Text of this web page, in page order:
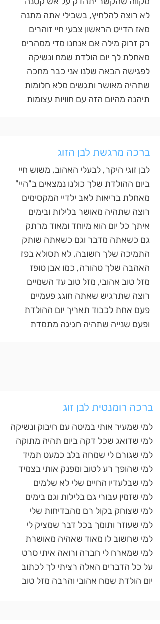
לא רוצה להלחיץ, בשבילי אתה מתנה
מאז הדייט הראשון צבעי חיי זוהרים
רק זרוק מילה אם אנחנו מדי ממהרים
מאחלת לך יום הולדת שמח ונשיקה
לפגישה הבאה שלנו אני כבר מחכה
שתהיה מאושר ותגשים מלא חלומות
תיהנה מהיום הזה עם חוויות עצומות
ברכה מרגשת לבן הזוג
לבן זוגי היקר, לבעלי האהוב, משוש חיי
ביום ההולדת שלך כולנו נמצאים ב"היי"
מאחלת בריאות לאב ילדיי המקסימים
רוצה שתהיה מאושר בלילות ובימים
איתך כל יום הוא מיוחד ומאוד מרתק
גם כשאתה מדבר וגם כשאתה שותק
התמיכה שלך חשובה, לא תסולא בפז
האהבה שלך טהורה, כמו אבן טופז
מזל טוב אהובי, מזל טוב עד השמיים
רוצה שתרגיש שאתה חוגג פעמיים
פעם אחת לכבוד תאריך יום ההולדת
ופעם שנייה שתהיה חגיגה מתמדת
ברכה רומנטית לבן זוג
למי שמעיר אותי במיטה עם חיבוק ונשיקה
למי שדואג שכל דקה ביום תהיה מתוקה
למי שגורם לי שמחה בלב כמעט תמיד
למי שהופך רע לטוב ומפנק אותי בצמיד
למי שבלעדיו החיים שלי לא שלמים
למי שזמין עבורי גם בלילות וגם בימים
למי שצוחק בקול רם מהבדיחות שלי
למי שעוזר ותומך בכל דבר שמציק לי
למי שחשוב לו מאוד שאהיה מאושרת
למי שמארח לי חברה ורואה איתי סרט
על כל הדברים האלה רציתי לך לכתוב
יום הולדת שמח אהובי והרבה מזל טוב